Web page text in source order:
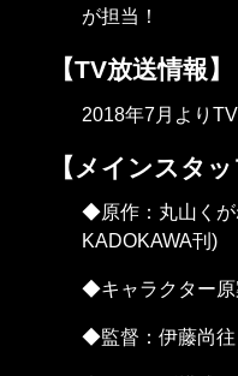
が担当！
【TV放送情報】
2018年7月より
【メインスタッ
◆原作：丸山くが
KADOKAWA刊)
◆キャラクター原
◆監督：伊藤尚往